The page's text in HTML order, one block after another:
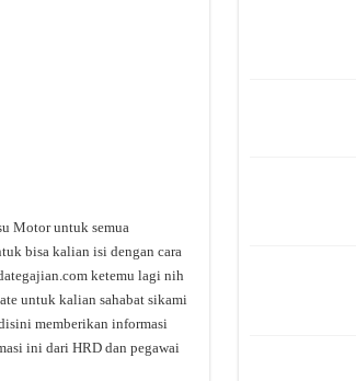
Motor untuk semua
bisa kalian isi dengan cara
ketemu lagi nih
untuk kalian sahabat sikami
memberikan informasi
ini dari HRD dan pegawai